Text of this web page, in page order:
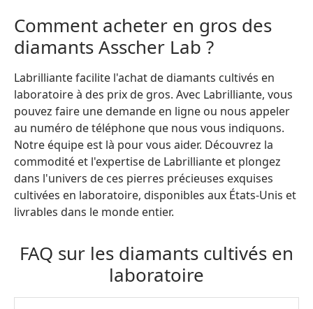
Comment acheter en gros des
diamants Asscher Lab ?
Labrilliante facilite l'achat de diamants cultivés en
laboratoire à des prix de gros. Avec Labrilliante, vous
pouvez faire une demande en ligne ou nous appeler
au numéro de téléphone que nous vous indiquons.
Notre équipe est là pour vous aider. Découvrez la
commodité et l'expertise de Labrilliante et plongez
dans l'univers de ces pierres précieuses exquises
cultivées en laboratoire, disponibles aux États-Unis et
livrables dans le monde entier.
FAQ sur les diamants cultivés en
laboratoire